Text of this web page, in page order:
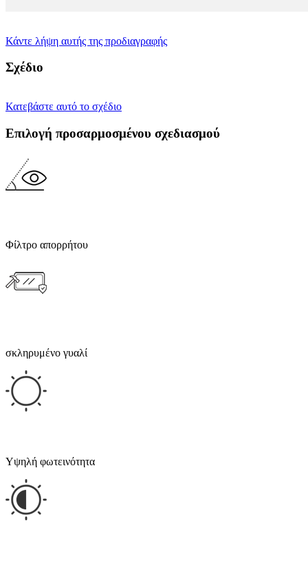
Κάντε λήψη αυτής της προδιαγραφής
Σχέδιο
Κατεβάστε αυτό το σχέδιο
Επιλογή προσαρμοσμένου σχεδιασμού
Φίλτρο απορρήτου
σκληρυμένο γυαλί
Υψηλή φωτεινότητα